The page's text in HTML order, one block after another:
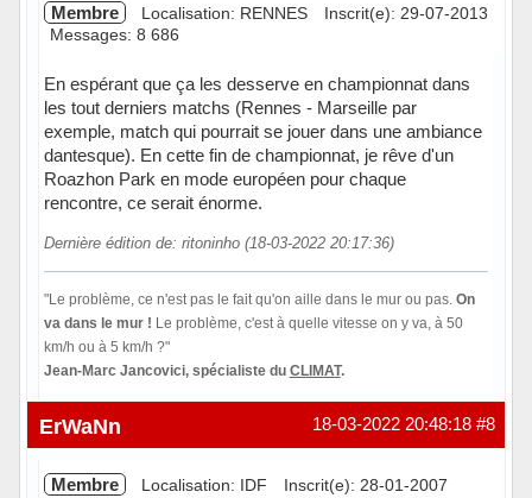
Membre Localisation: RENNES
Inscrit(e): 29-07-2013
Messages: 8 686
En espérant que ça les desserve en championnat dans
les tout derniers matchs (Rennes - Marseille par
exemple, match qui pourrait se jouer dans une ambiance
dantesque). En cette fin de championnat, je rêve d'un
Roazhon Park en mode européen pour chaque
rencontre, ce serait énorme.
Dernière édition de: ritoninho (18-03-2022 20:17:36)
"Le problème, ce n'est pas le fait qu'on aille dans le mur ou pas. On
va dans le mur ! Le problème, c'est à quelle vitesse on y va, à 50
km/h ou à 5 km/h ?"
Jean-Marc Jancovici, spécialiste du CLIMAT.
Hors ligne #8
18-03-2022 20:48:18
ErWaNn
Membre Localisation: IDF
Inscrit(e): 28-01-2007